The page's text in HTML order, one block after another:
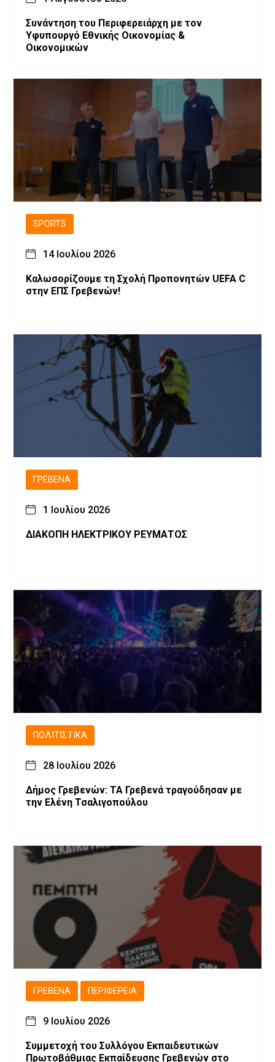
Συνάντηση του Περιφερειάρχη με τον
Υφυπουργό Εθνικής Οικονομίας &
Οικονομικών
SPORTS
14 Ιουλίου 2026
Καλωσορίζουμε τη Σχολή Προπονητών UEFA C
στην ΕΠΣ Γρεβενών!
ΓΡΕΒΕΝΆ
1 Ιουλίου 2026
ΔΙΑΚΟΠΗ ΗΛΕΚΤΡΙΚΟΥ ΡΕΥΜΑΤΟΣ
ΠΟΛΙΤΙΣΤΙΚΆ
28 Ιουλίου 2026
Δήμος Γρεβενών: ΤΑ Γρεβενά τραγούδησαν με
την Ελένη Τσαλιγοπούλου
ΓΡΕΒΕΝΆ ΠΕΡΙΦΈΡΕΙΑ
9 Ιουλίου 2026
Συμμετοχή του Συλλόγου Εκπαιδευτικών
Πρωτοβάθμιας Εκπαίδευσης Γρεβενών στο